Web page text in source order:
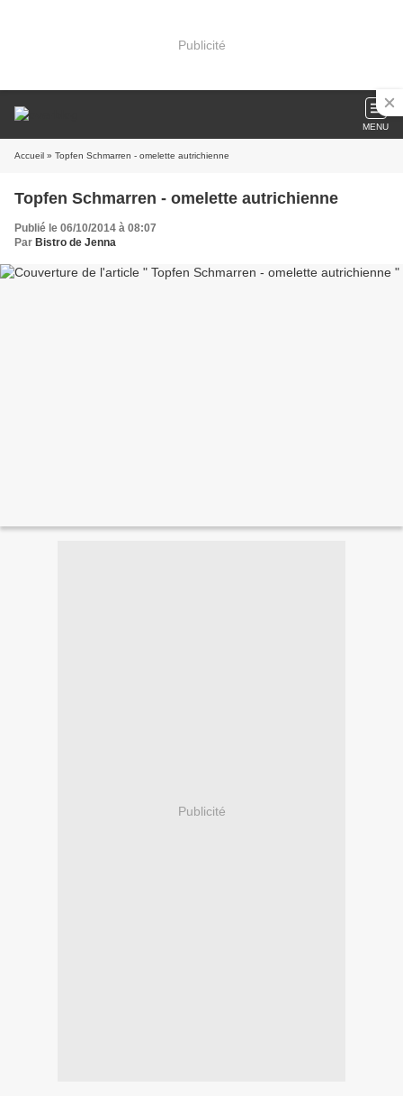
Publicité
MENU
Accueil » Topfen Schmarren - omelette autrichienne
Topfen Schmarren - omelette autrichienne
Publié le 06/10/2014 à 08:07
Par Bistro de Jenna
Publicité